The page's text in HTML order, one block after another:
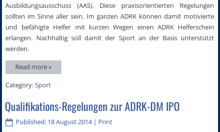
Ausbildungsausschuss (AAS). Diese praxisorientierten Regelungen
sollten im Sinne aller sein. Im ganzen ADRK können damit motivierte
und befähigte Helfer mit kurzen Wegen einen ADRK Helferschein
erlangen. Nachhaltig soll damit der Sport an der Basis unterstützt
werden.
Read more »
Category:Sport
Qualifikations-Regelungen zur ADRK-DM IPO
Published: 18 August 2014| Print